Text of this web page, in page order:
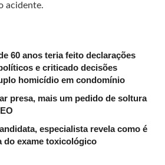
acidente.
60 anos teria feito declarações
e criticado decisões
homicídio em condomínio
presa, mais um pedido de soltura
especialista revela como é
do exame toxicológico